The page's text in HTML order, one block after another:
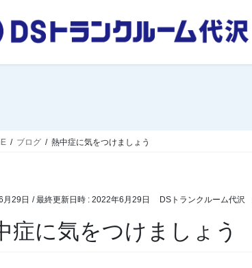
ブログ 熱中症に気をつけましょう
月29日 / 最終更新日時 : 2022年6月29日 DSトランクルーム代沢
症に気をつけましょう